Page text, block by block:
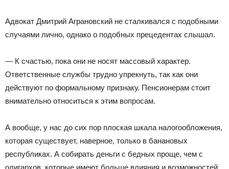
Адвокат Дмитрий Аграновский не сталкивался с подобными
случаями лично, однако о подобных прецедентах слышал.
— К счастью, пока они не носят массовый характер.
Ответственные службы трудно упрекнуть, так как они
действуют по формальному признаку. Пенсионерам стоит
внимательно относиться к этим вопросам.
А вообще, у нас до сих пор плоская шкала налогообложения,
которая существует, наверное, только в банановых
республиках. А собирать деньги с бедных проще, чем с